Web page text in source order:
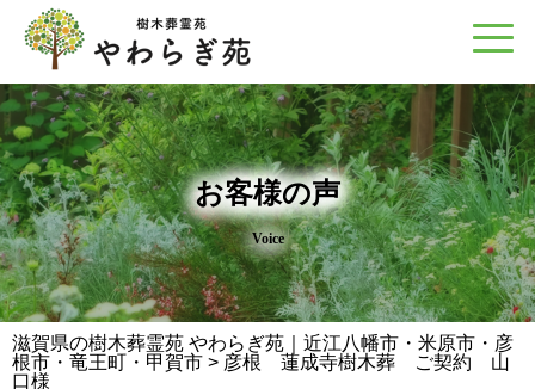
お客様の声
Voice
滋賀県の樹木葬霊苑 やわらぎ苑｜近江八幡市・米原市・彦
根市・竜王町・甲賀市 > 彦根 蓮成寺樹木葬 ご契約 山
口様